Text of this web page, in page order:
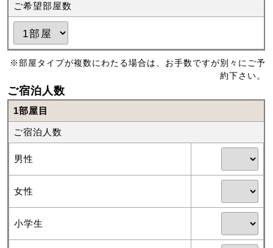
ご希望部屋数
※部屋タイプが複数にわたる場合は、お手数ですが別々にご予
約下さい。
ご宿泊人数
1部屋目
ご宿泊人数
男性
女性
小学生